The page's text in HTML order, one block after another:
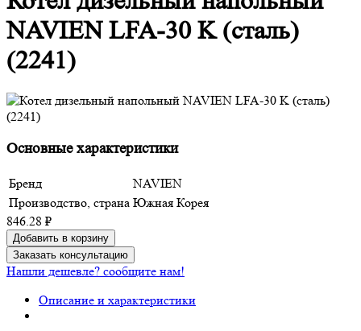
NAVIEN LFA-30 K (сталь)
(2241)
Основные характеристики
Бренд
NAVIEN
Производство, страна Южная Корея
846.28 ₽
Добавить в корзину
Заказать консультацию
Нашли дешевле? сообщите нам!
Описание и характеристики